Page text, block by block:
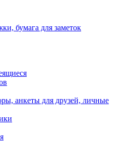
бумага для заметок
анкеты для друзей, личные